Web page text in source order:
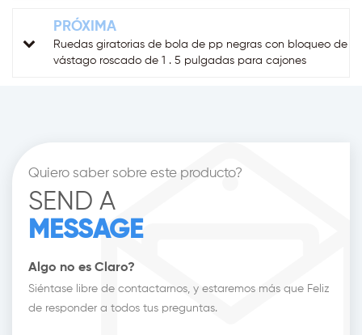
PRÓXIMA
Ruedas giratorias de bola de pp negras con bloqueo de
vástago roscado de 1 . 5 pulgadas para cajones
Quiero saber sobre este producto?
SEND A
MESSAGE
Algo no es Claro?
Siéntase libre de contactarnos, y estaremos más que Feliz
de responder a todos tus preguntas.